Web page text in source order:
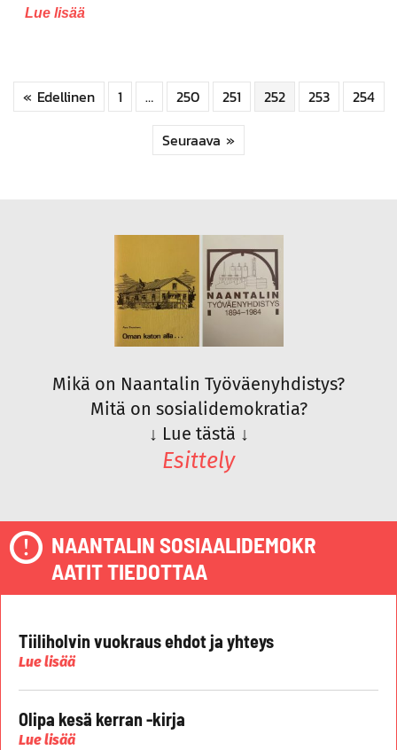
Lue lisää
« Edellinen 1 … 250 251 252 253 254
Seuraava »
Mikä on Naantalin Työväenyhdistys?
Mitä on sosialidemokratia?
↓ Lue tästä ↓
Esittely
NAANTALIN SOSIAALIDEMOKR
AATIT TIEDOTTAA
Tiiliholvin vuokraus ehdot ja yhteys
Lue lisää
Olipa kesä kerran -kirja
Lue lisää